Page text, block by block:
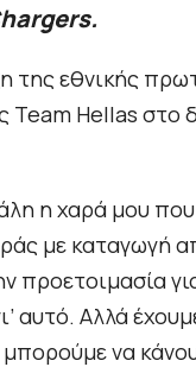
εθνικής
Team Hellas
η χαρά μου
με καταγωγή
προετοιμασία
αυτό. Αλλά
να